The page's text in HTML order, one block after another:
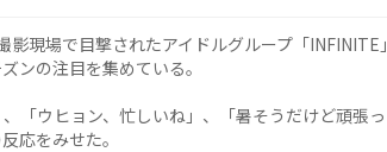
現場で目撃されたアイドルグループ「INFINITE」
ンの注目を集めている。
「ウヒョン、忙しいね」、「暑そうだけど頑張っ
応をみせた。